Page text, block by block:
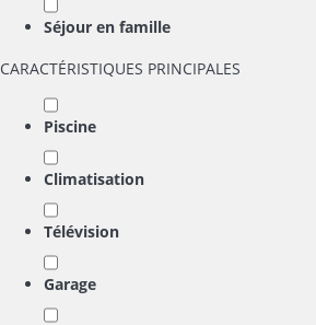
Séjour en famille
CARACTÉRISTIQUES PRINCIPALES
Piscine
Climatisation
Télévision
Garage